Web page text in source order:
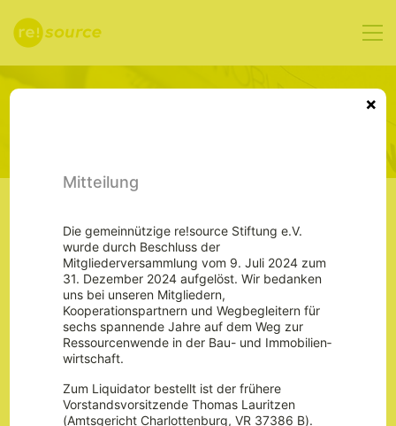
I. Name und Anschrift des
Verantwortlichen
Der Verantwortliche im Sinne der Datenschutz-
Grundverordnung und anderer nationaler
Datenschutzgesetze der Mitgliedsstaaten sowie sonstiger
datenschutzrechtlicher Bestimmungen ist die:
re!source gemeinnützige Stiftung e.V.
Ressourcenwende in der
Bau- und Immobilienwirtschaft
Mitteilung
Die gemeinnützige re!source Stiftung e.V.
wurde durch Beschluss der
Mitgliederversammlung vom 9. Juli 2024 zum
31. Dezember 2024 aufgelöst. Wir bedanken
uns bei unseren Mitgliedern,
Kooperationspartnern und Wegbegleitern für
sechs spannende Jahre auf dem Weg zur
Ressourcenwende in der Bau- und Immobilien­
wirtschaft.
Zum Liquidator bestellt ist der frühere
Vorstandsvorsitzende Thomas Lauritzen
(Amtsgericht Charlottenburg, VR 37386 B).
×